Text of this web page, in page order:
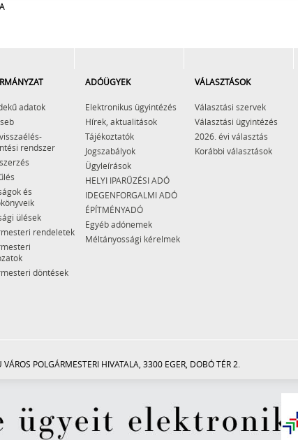
adatok
rendszer
és
ülések
rendeletek
döntések
ADÓÜGYEK
Elektronikus ügyintézés
Hírek, aktualitások
Tájékoztatók
Jogszabályok
Ügyleírások
HELYI IPARŰZÉSI ADÓ
IDEGENFORGALMI ADÓ
ÉPÍTMÉNYADÓ
Egyéb adónemek
Méltányossági kérelmek
VÁLASZTÁSOK
Választási szervek
Választási ügyintézés
2026. évi választás
Korábbi választások
VÁROS POLGÁRMESTERI HIVATALA, 3300 EGER, DOBÓ TÉR 2.